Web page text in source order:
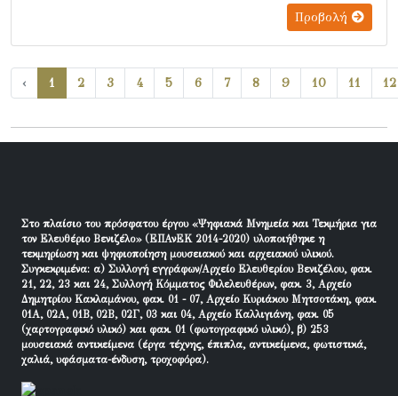
Προβολή
‹ 1 2 3 4 5 6 7 8 9 10 11 12
Στο πλαίσιο του πρόσφατου έργου «Ψηφιακά Μνημεία και Τεκμήρια για
τον Ελευθέριο Βενιζέλο» (ΕΠΑνΕΚ 2014-2020) υλοποιήθηκε η
τεκμηρίωση και ψηφιοποίηση μουσειακού και αρχειακού υλικού.
Συγκεκριμένα: α) Συλλογή εγγράφων/Αρχείο Ελευθερίου Βενιζέλου, φακ.
21, 22, 23 και 24, Συλλογή Κόμματος Φιλελευθέρων, φακ. 3, Αρχείο
Δημητρίου Κακλαμάνου, φακ. 01 - 07, Αρχείο Κυριάκου Μητσοτάκη, φακ.
01Α, 02Α, 01Β, 02Β, 02Γ, 03 και 04, Αρχείο Καλλιγιάνη, φακ. 05
(χαρτογραφικό υλικό) και φακ. 01 (φωτογραφικό υλικό), β) 253
μουσειακά αντικείμενα (έργα τέχνης, έπιπλα, αντικείμενα, φωτιστικά,
χαλιά, υφάσματα-ένδυση, τροχοφόρα).